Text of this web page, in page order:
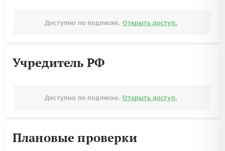
Доступно по подписке. Открыть доступ.
Учредитель РФ
Доступно по подписке. Открыть доступ.
Плановые проверки